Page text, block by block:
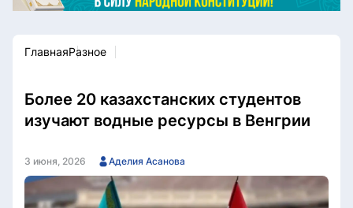
Новости столицы
Спорт
Культура
Видео
Мир
Этический кодекс
Служу стране
ГлавнаяРазное
Более 20 казахстанских студентов
изучают водные ресурсы в Венгрии
3 июня, 2026 Аделия Асанова